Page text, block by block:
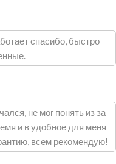
спасибо, быстро
не мог понять из за
и в удобное для меня
всем рекомендую!